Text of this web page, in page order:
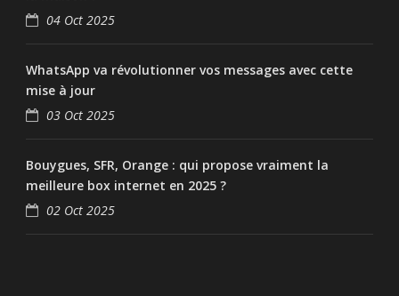
04 Oct 2025
WhatsApp va révolutionner vos messages avec cette
mise à jour
03 Oct 2025
Bouygues, SFR, Orange : qui propose vraiment la
meilleure box internet en 2025 ?
02 Oct 2025